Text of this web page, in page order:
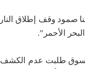
صمود وقف إطلاق
الأحمر”.
طلبت عدم الكشف عن